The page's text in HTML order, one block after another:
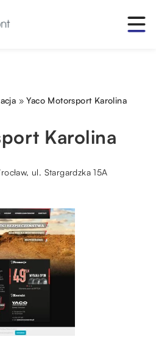
»Yaco Motorsport Karolina
Karolina
ul. Stargardzka 15A